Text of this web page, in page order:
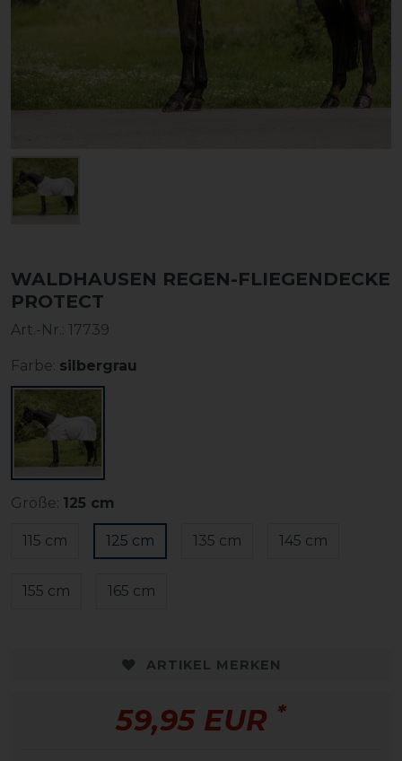
WALDHAUSEN REGEN-FLIEGENDECKE
PROTECT
Art.-Nr.: 17739
Farbe: silbergrau
Größe: 125 cm
115 cm 125 cm 135 cm 145 cm
155 cm 165 cm
ARTIKEL MERKEN
59,95 EUR *